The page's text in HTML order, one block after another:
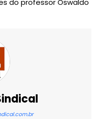
do professor Oswaldo